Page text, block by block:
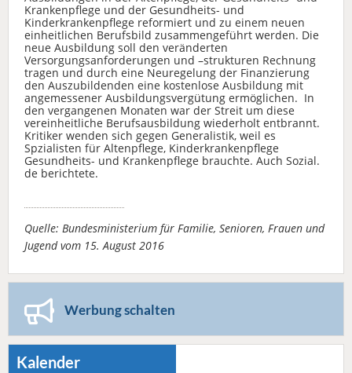
Krankenpflege und der Gesundheits- und
Kinderkrankenpflege reformiert und zu einem neuen
einheitlichen Berufsbild zusammengeführt werden. Die
neue Ausbildung soll den veränderten
Versorgungsanforderungen und –strukturen Rechnung
tragen und durch eine Neuregelung der Finanzierung
den Auszubildenden eine kostenlose Ausbildung mit
angemessener Ausbildungsvergütung ermöglichen. In
den vergangenen Monaten war der Streit um diese
vereinheitliche Berufsausbildung wiederholt entbrannt.
Kritiker wenden sich gegen Generalistik, weil es
Spzialisten für Altenpflege, Kinderkrankenpflege
Gesundheits- und Krankenpflege brauchte. Auch Sozial.
de berichtete.
Quelle: Bundesministerium für Familie, Senioren, Frauen und
Jugend vom 15. August 2016
Werbung schalten
Kalender